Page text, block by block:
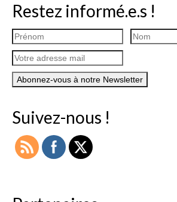
Restez informé.e.s !
Suivez-nous !